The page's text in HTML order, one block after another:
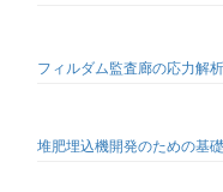
フィルダム監査廊の応力解析
堆肥埋込機開発のための基